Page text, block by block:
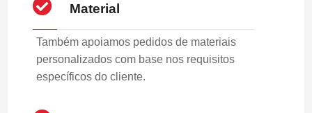
Material
Também apoiamos pedidos de materiais
personalizados com base nos requisitos
específicos do cliente.